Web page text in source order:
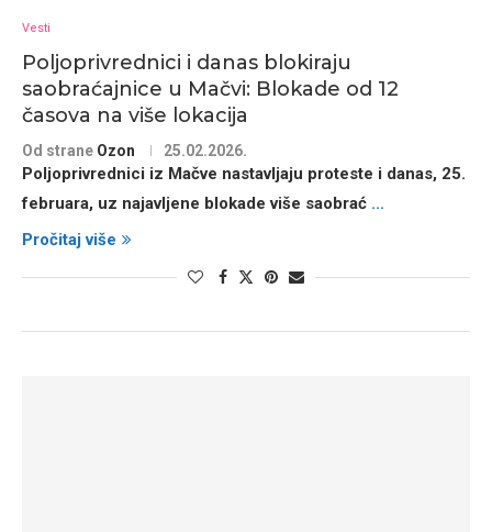
Vesti
Poljoprivrednici i danas blokiraju
saobraćajnice u Mačvi: Blokade od 12
časova na više lokacija
Od strane Ozon 25.02.2026.
Poljoprivrednici iz Mačve nastavljaju proteste i danas, 25.
februara, uz najavljene blokade više saobrać ...
Pročitaj više